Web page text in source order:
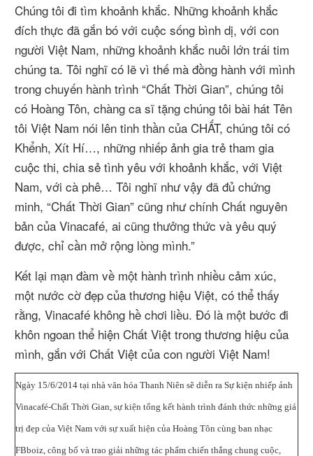
Chúng tôi đi tìm khoảnh khắc. Những khoảnh khắc
đích thực đã gắn bó với cuộc sống bình dị, với con
người Việt Nam, những khoảnh khắc nuôi lớn trái tim
chúng ta. Tôi nghĩ có lẽ vì thế mà đồng hành với mình
trong chuyến hành trình “Chất Thời Gian”, chúng tôi
có Hoàng Tôn, chàng ca sĩ tặng chúng tôi bài hát Tên
tôi Việt Nam nói lên tinh thần của CHẤT, chúng tôi có
Khểnh, Xít Hí…, những nhiếp ảnh gia trẻ tham gia
cuộc thi, chia sẻ tình yêu với khoảnh khắc, với Việt
Nam, với cà phê… Tôi nghĩ như vậy đã đủ chứng
minh, “Chất Thời Gian” cũng như chính Chất nguyên
bản của Vinacafé, ai cũng thưởng thức và yêu quý
được, chỉ cần mở rộng lòng mình.”
Kết lại mạn đàm về một hành trình nhiều cảm xúc,
một nước cờ đẹp của thương hiệu Việt, có thể thấy
rằng, Vinacafé không hề chơi liều. Đó là một bước đi
khôn ngoan thể hiện Chất Việt trong thương hiệu của
mình, gắn với Chất Việt của con người Việt Nam!
Ngày 15/6/2014 tại nhà văn hóa Thanh Niên sẽ diễn ra Sự kiện nhiếp ảnh
Vinacafé-Chất Thời Gian, sự kiện tổng kết hành trình đánh thức những giá
trị đẹp của Việt Nam với sự xuất hiện của Hoàng Tôn cùng ban nhạc
FBboiz, công bố và trao giải những tác phẩm chiến thắng chung cuộc,